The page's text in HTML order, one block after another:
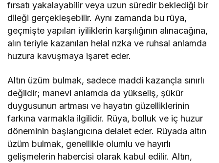
fırsatı yakalayabilir veya uzun süredir beklediği bir
dileği gerçekleşebilir. Aynı zamanda bu rüya,
geçmişte yapılan iyiliklerin karşılığının alınacağına,
alın teriyle kazanılan helal rızka ve ruhsal anlamda
huzura kavuşmaya işaret eder.
Altın üzüm bulmak, sadece maddi kazançla sınırlı
değildir; manevi anlamda da yükseliş, şükür
duygusunun artması ve hayatın güzelliklerinin
farkına varmakla ilgilidir. Rüya, bolluk ve iç huzur
döneminin başlangıcına delalet eder. Rüyada altın
üzüm bulmak, genellikle olumlu ve hayırlı
gelişmelerin habercisi olarak kabul edilir. Altın,